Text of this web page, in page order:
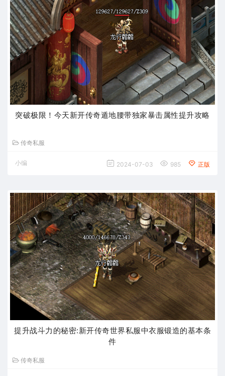
突破极限！今天新开传奇遁地腰带独家暴击属性提升攻略
传奇私服
小编 2024-07-03 985 正版
提升战斗力的秘密:新开传奇世界私服中衣服锻造的基本条
件
传奇私服